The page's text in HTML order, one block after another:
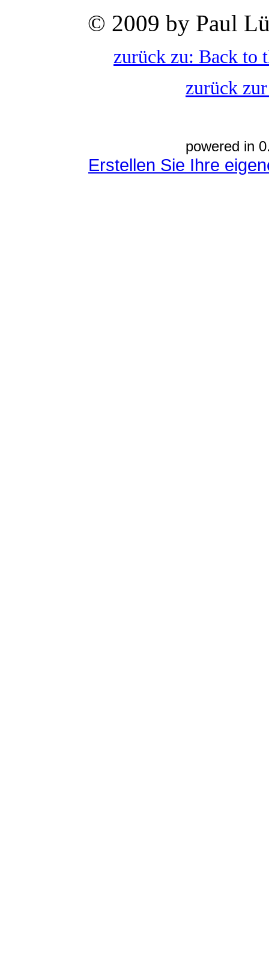
© 2009 by Paul
zurück zu: Back to
zurück
powered in
Erstellen Sie Ihre